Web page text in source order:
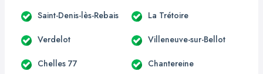
Saint-Denis-lès-Rebais La Trétoire
Verdelot Villeneuve-sur-Bellot
Chelles 77 Chantereine